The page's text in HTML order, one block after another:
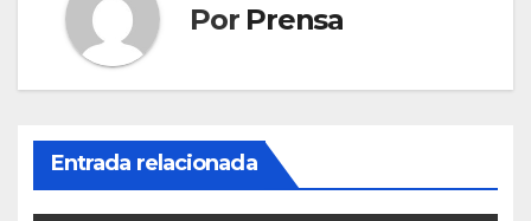
Por Prensa
Entrada relacionada